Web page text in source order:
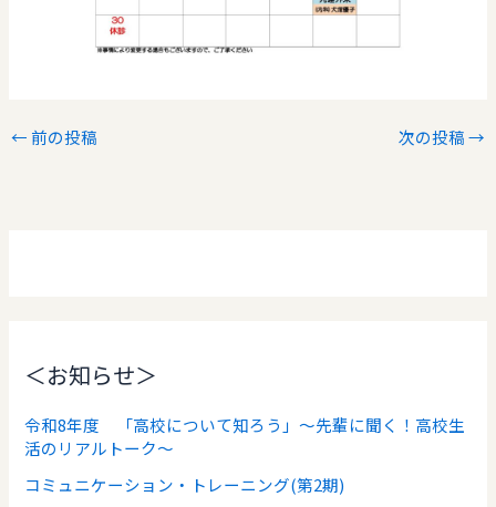
＜お知らせ＞
令和8年度 「高校について知ろう」～先輩に聞く！高校生
活のリアルトーク～
コミュニケーション・トレーニング(第2期)
← 前の投稿 次の投稿→